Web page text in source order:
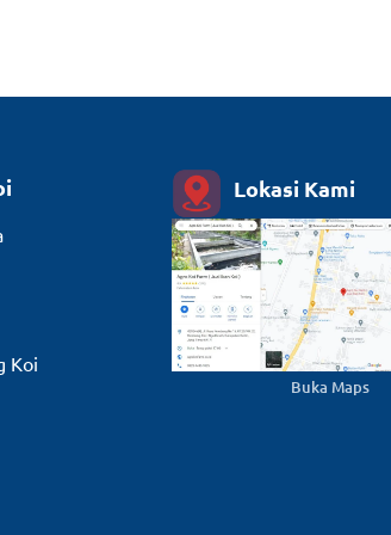
Koi
Lokasi Kami
Buka Maps